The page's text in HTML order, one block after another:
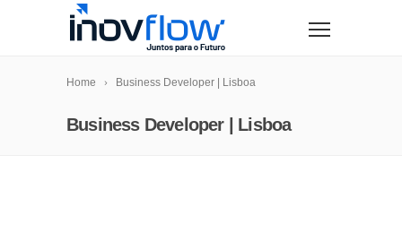
Home Business Developer | Lisboa
Business Developer | Lisboa